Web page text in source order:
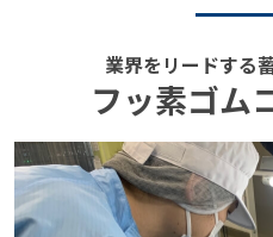
業界をリードする
フッ素ゴム